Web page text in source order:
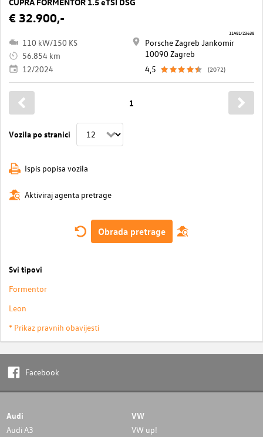
€ 32.900,-
110 kW/150 KS
56.854 km
12/2024
Porsche Zagreb Jankomir
10090 Zagreb
4,5
(2072)
11481/23638
Vozila po stranici
1
Ispis popisa vozila
Aktiviraj agenta pretrage
Obrada pretrage
Svi tipovi
Formentor
Leon
* Prikaz pravnih obavijesti
Facebook
Audi
Audi A3
VW
VW up!